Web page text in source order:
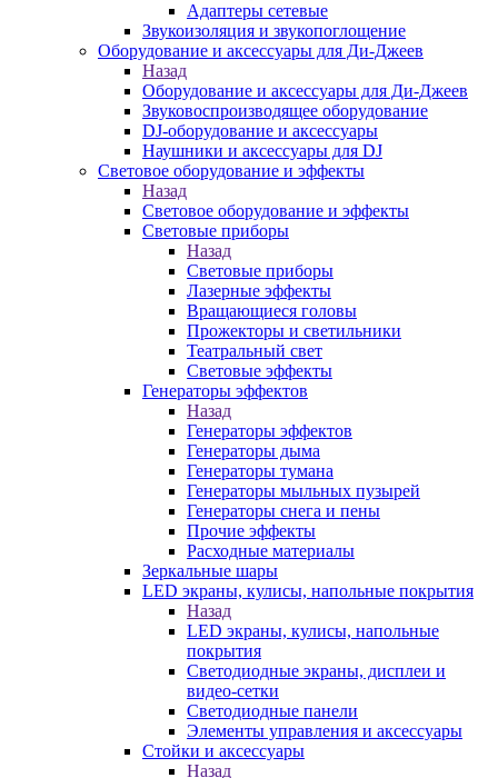
Адаптеры сетевые
Звукоизоляция и звукопоглощение
Оборудование и аксессуары для Ди-Джеев
Назад
Оборудование и аксессуары для Ди-Джеев
Звуковоспроизводящее оборудование
DJ-оборудование и аксессуары
Наушники и аксессуары для DJ
Световое оборудование и эффекты
Назад
Световое оборудование и эффекты
Световые приборы
Назад
Световые приборы
Лазерные эффекты
Вращающиеся головы
Прожекторы и светильники
Театральный свет
Световые эффекты
Генераторы эффектов
Назад
Генераторы эффектов
Генераторы дыма
Генераторы тумана
Генераторы мыльных пузырей
Генераторы снега и пены
Прочие эффекты
Расходные материалы
Зеркальные шары
LED экраны, кулисы, напольные покрытия
Назад
LED экраны, кулисы, напольные
покрытия
Светодиодные экраны, дисплеи и
видео-сетки
Светодиодные панели
Элементы управления и аксессуары
Стойки и аксессуары
Назад